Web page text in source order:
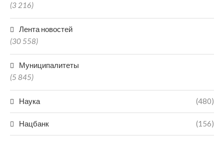
(3 216)
Лента новостей
(30 558)
Муниципалитеты
(5 845)
Наука (480)
Нацбанк (156)